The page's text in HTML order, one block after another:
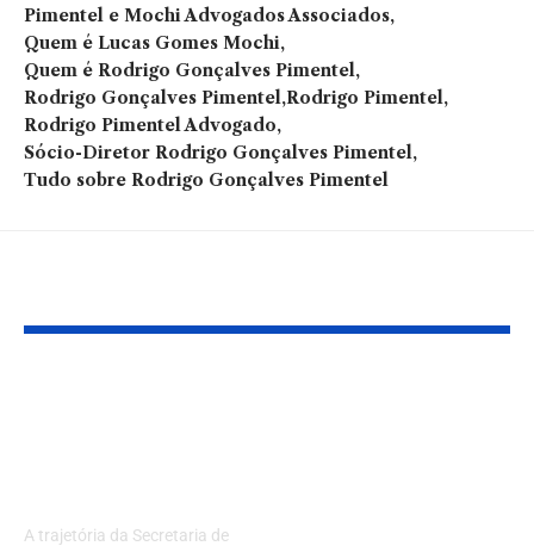
Pimentel e Mochi Advogados Associados
Quem é Lucas Gomes Mochi
Quem é Rodrigo Gonçalves Pimentel
Rodrigo Gonçalves Pimentel Rodrigo Pimentel
Rodrigo Pimentel Advogado
Sócio-Diretor Rodrigo Gonçalves Pimentel
Tudo sobre Rodrigo Gonçalves Pimentel
A trajetória da Secretaria de